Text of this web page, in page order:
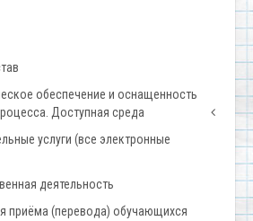
обеспечение и оснащенность
Доступная среда
услуги (все электронные
деятельность
приёма (перевода) обучающихся